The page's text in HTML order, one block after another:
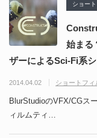
ショー
始まる
ザーによるSci-Fi系
2014.04.02 ショートフィ
BlurStudioのVFX/CGス
ィルムティ…